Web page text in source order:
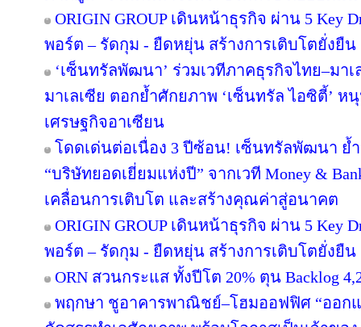
ORIGIN GROUP เดินหน้าธุรกิจ ผ่าน 5 Key
พอร์ต – รัดกุม - ยืดหยุ่น สร้างการเติบโตยั่งยื
‘เซ็นทรัลพัฒนา’ ร่วมเวทีภาคธุรกิจไทย–มา
มาเลเซีย ตอกย้ำศักยภาพ ‘เซ็นทรัล ไอซิตี้’
เศรษฐกิจอาเซียน
โดดเด่นต่อเนื่อง 3 ปีซ้อน! เซ็นทรัลพัฒนา ย้ำ
“บริษัทยอดเยี่ยมแห่งปี” จากเวที Money &
เคลื่อนการเติบโต และสร้างคุณค่าสู่อนาคต
ORIGIN GROUP เดินหน้าธุรกิจ ผ่าน 5 Key
พอร์ต – รัดกุม - ยืดหยุ่น สร้างการเติบโตยั่งยื
ORN สวนกระแส ทั้งปีโต 20% ตุน Backlog
พฤกษา ชูอาคารพาณิชย์–โฮมออฟฟิศ “ออก